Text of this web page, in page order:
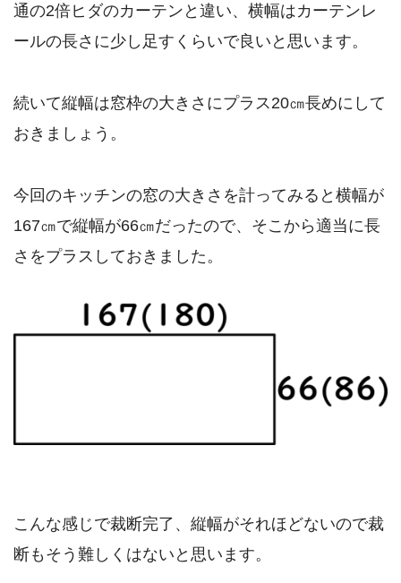
通の2倍ヒダのカーテンと違い、横幅はカーテンレ
ールの長さに少し足すくらいで良いと思います。
続いて縦幅は窓枠の大きさにプラス20㎝長めにして
おきましょう。
今回のキッチンの窓の大きさを計ってみると横幅が
167㎝で縦幅が66㎝だったので、そこから適当に長
さをプラスしておきました。
こんな感じで裁断完了、縦幅がそれほどないので裁
断もそう難しくはないと思います。